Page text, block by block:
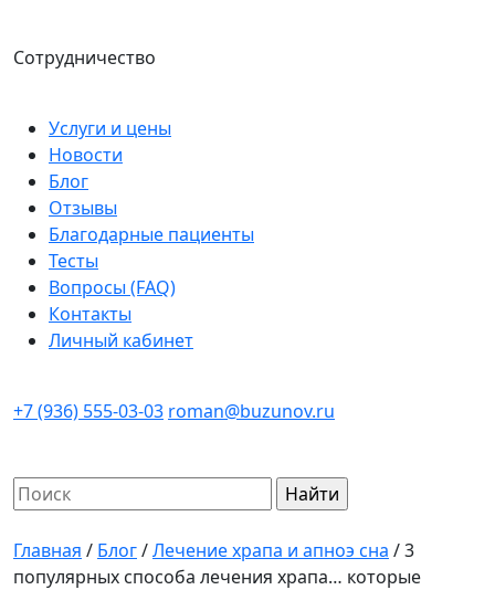
Сотрудничество
Услуги и цены
Новости
Блог
Отзывы
Благодарные пациенты
Тесты
Вопросы (FAQ)
Контакты
Личный кабинет
+7 (936) 555-03-03 roman@buzunov.ru
Найти:
Главная / Блог/Лечение храпа и апноэ сна /3
популярных способа лечения храпа… которые